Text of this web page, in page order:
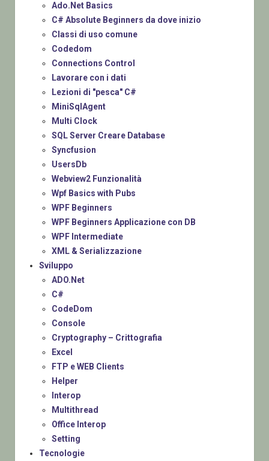
Ado.Net Basics
C# Absolute Beginners da dove inizio
Classi di uso comune
Codedom
Connections Control
Lavorare con i dati
Lezioni di "pesca" C#
MiniSqlAgent
Multi Clock
SQL Server Creare Database
Syncfusion
UsersDb
Webview2 Funzionalità
Wpf Basics with Pubs
WPF Beginners
WPF Beginners Applicazione con DB
WPF Intermediate
XML & Serializzazione
Sviluppo
ADO.Net
C#
CodeDom
Console
Cryptography – Crittografia
Excel
FTP e WEB Clients
Helper
Interop
Multithread
Office Interop
Setting
Tecnologie